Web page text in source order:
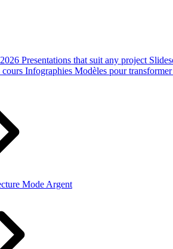
Presentations that suit any project
Infographies Modèles pour
Mode Argent